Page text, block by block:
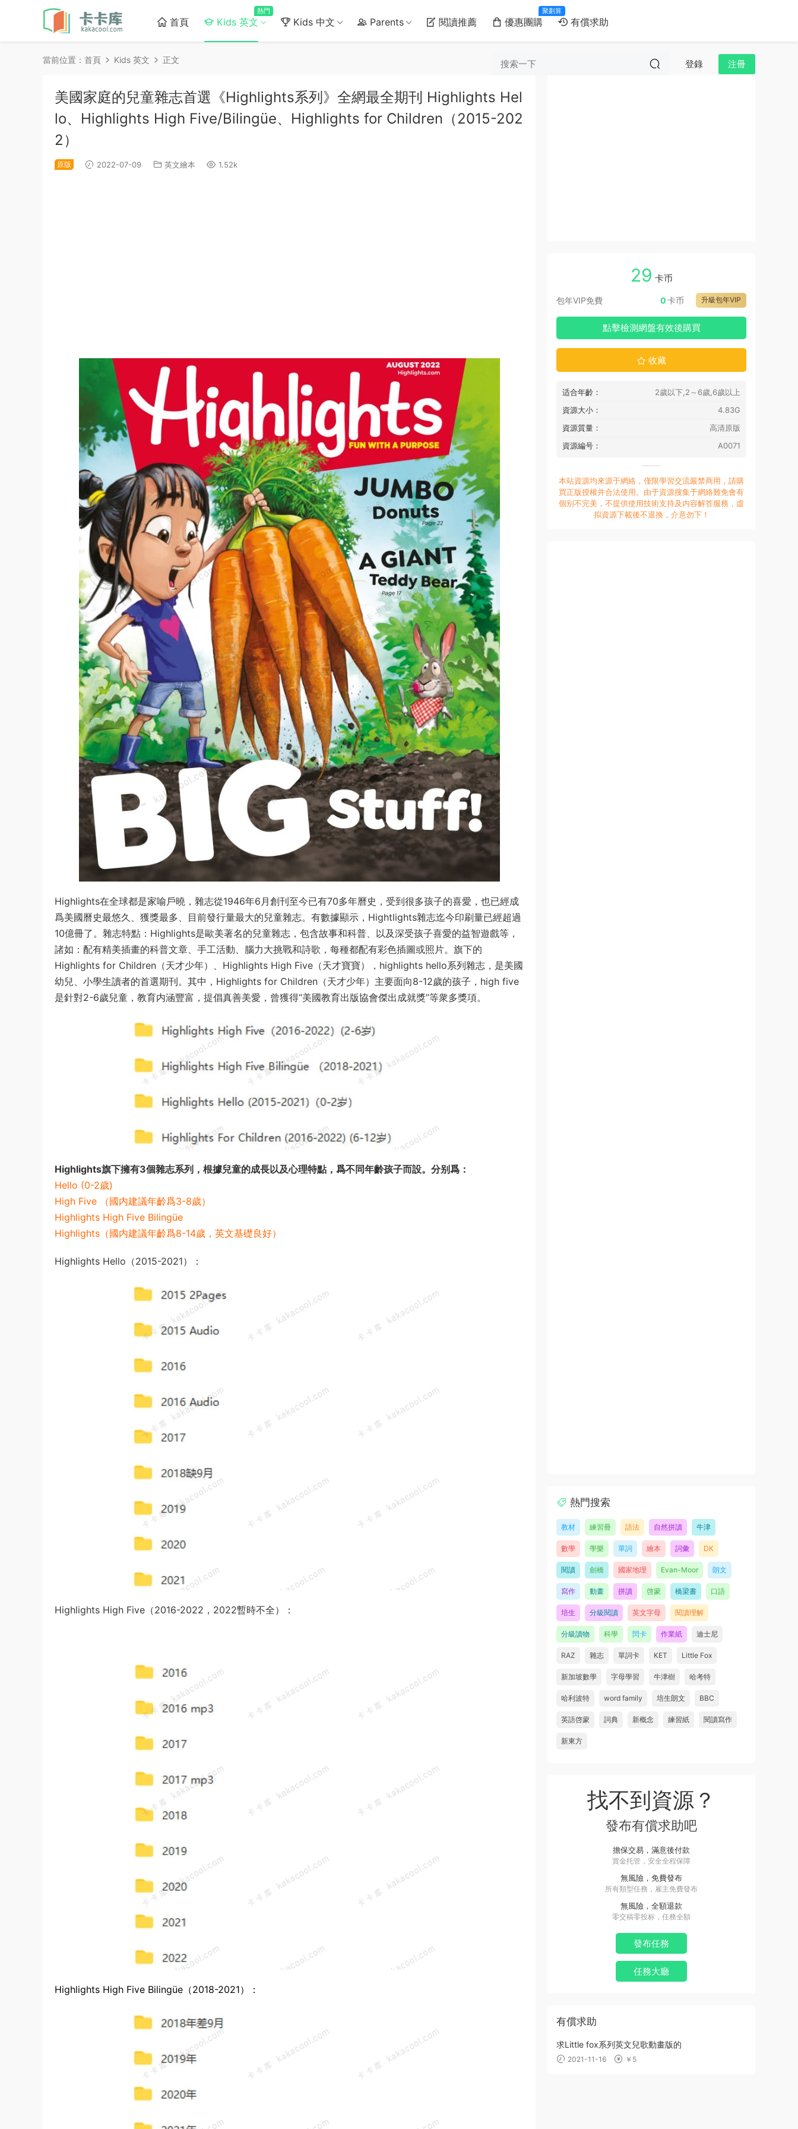
首頁 Kids 英文
熱門
Kids 中文 Parents 閱讀推薦 優惠團購
聚劃算
有償求助
登錄 注冊
當前位置： 首頁 Kids 英文 正文
美國家庭的兒童雜志首選《Highlights系列》全網最全期刊 Highlights Hel
lo、Highlights High Five/Bilingüe、Highlights for Children（2015-202
2）
原版 2022-07-09 英文繪本 1.52k
Highlights在全球都是家喻戶曉，雜志從1946年6月創刊至今已有70多年曆史，受到很多孩子的喜愛，也已經成
爲美國曆史最悠久、獲獎最多、目前發行量最大的兒童雜志。有數據顯示，Hightlights雜志迄今印刷量已經超過
10億冊了。雜志特點：Highlights是歐美著名的兒童雜志，包含故事和科普、以及深受孩子喜愛的益智遊戲等，
諸如：配有精美插畫的科普文章、手工活動、腦力大挑戰和詩歌，每種都配有彩色插圖或照片。旗下的
Highlights for Children（天才少年）、Highlights High Five（天才寶寶），highlights hello系列雜志，是美國
幼兒、小學生讀者的首選期刊。其中，Highlights for Children（天才少年）主要面向8-12歲的孩子，high five
是針對2-6歲兒童，教育内涵豐富，提倡真善美愛，曾獲得“美國教育出版協會傑出成就獎”等衆多獎項。
Highlights旗下擁有3個雜志系列，根據兒童的成長以及心理特點，爲不同年齡孩子而設。分别爲：
Hello (0-2歲)
High Five （國内建議年齡爲3-8歲）
Highlights High Five Bilingüe
Highlights（國内建議年齡爲8-14歲，英文基礎良好）
Highlights Hello（2015-2021）：
Highlights High Five（2016-2022，2022暫時不全）：
Highlights High Five Bilingüe（2018-2021）：
29 卡币
包年VIP免費 升級包年VIP
0卡币
點擊檢測網盤有效後購買
收藏
适合年齡：
2歲以下,2～6歲,6歲以上
資源大小：
4.83G
資源質量：
高清原版
資源編号：
A0071
本站資源均來源于網絡，僅限學習交流嚴禁商用，請購
買正版授權并合法使用。由于資源搜集于網絡難免會有
個别不完美，不提供使用技術支持及内容解答服務，虛
拟資源下載後不退換，介意勿下！
熱門搜索
教材 練習冊 語法 自然拼讀 牛津
數學 學樂 單詞 繪本 詞彙 DK
閱讀 劍橋 國家地理 Evan-Moor 朗文
寫作 動畫 拼讀 啓蒙 橋梁書 口語
培生 分級閱讀 英文字母 閱讀理解
分級讀物 科學 閃卡 作業紙 迪士尼
RAZ 雜志 單詞卡 KET Little Fox
新加坡數學 字母學習 牛津樹 哈考特
哈利波特 word family 培生朗文 BBC
英語啓蒙 詞典 新概念 練習紙 閱讀寫作
新東方
找不到資源？
發布有償求助吧
擔保交易，滿意後付款
賞金托管，安全全程保障
無風險，免費發布
所有類型任務，雇主免費發布
無風險，全額退款
零交稿零投标，任務全額
發布任務
任務大廳
有償求助
求Little fox系列英文兒歌動畫版的
2021-11-16 ￥5